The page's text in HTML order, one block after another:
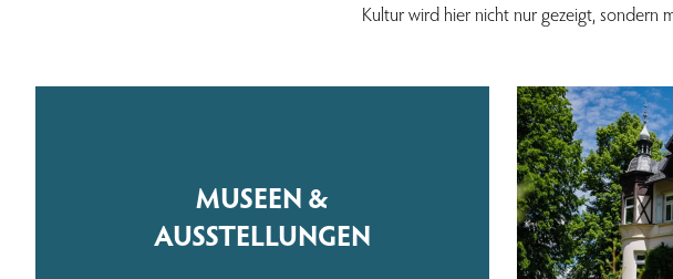
Kultur wird hier nicht nur gezeigt, sondern
MUSEEN &
AUSSTELLUNGEN